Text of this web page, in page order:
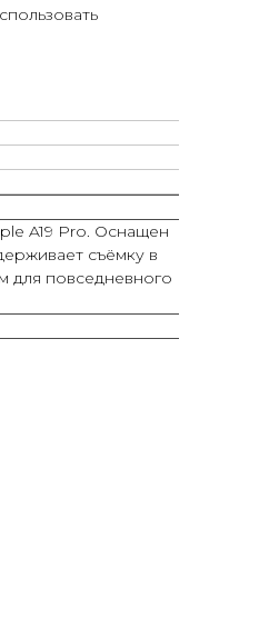
A19 Pro. Оснащен
съёмку в
для повседневного